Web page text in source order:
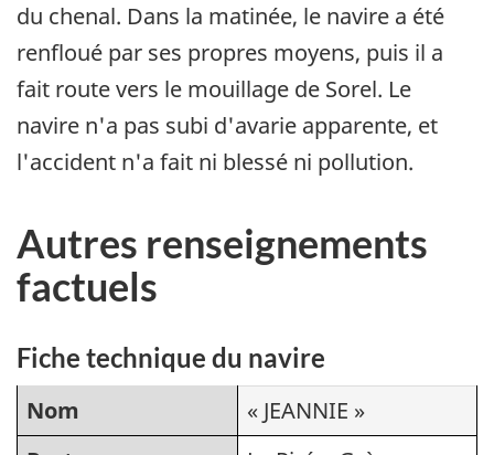
du chenal. Dans la matinée, le navire a été
renfloué par ses propres moyens, puis il a
fait route vers le mouillage de Sorel. Le
navire n'a pas subi d'avarie apparente, et
l'accident n'a fait ni blessé ni pollution.
Autres renseignements
factuels
Fiche technique du navire
Nom
« JEANNIE »